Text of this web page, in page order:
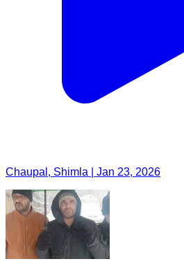
Chaupal, Shimla | Jan 23, 2026